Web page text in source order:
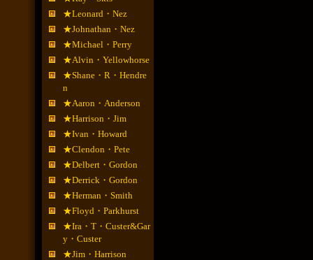
★Leonard・Nez
★Johnathan・Nez
★Michael・Perry
★Alvin・Yellowhorse
★Shane・R・Hendre
n
★Aaron・Anderson
★Harrison・Jim
★Ivan・Howard
★Clendon・Pete
★Delbert・Gordon
★Derrick・Gordon
★Herman・Smith
★Floyd・Parkhurst
★Ira・T・Custer&Gar
y・Custer
★Jim・Harrison